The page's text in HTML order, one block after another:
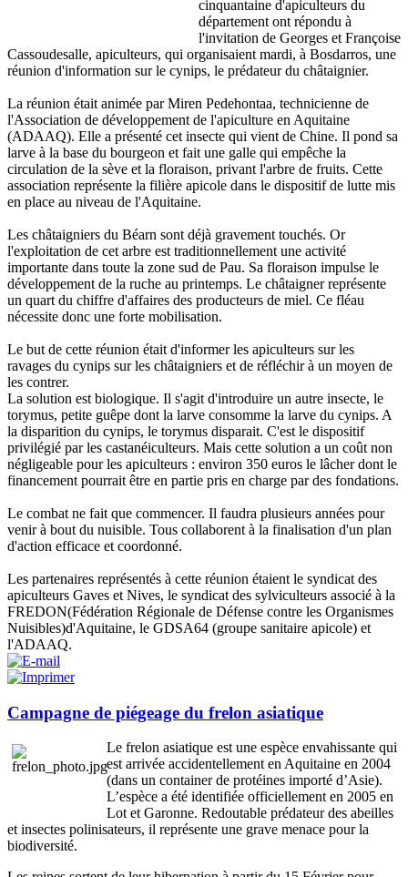
cinquantaine d'apiculteurs du
département ont répondu à
l'invitation de Georges et Françoise
Cassoudesalle, apiculteurs, qui organisaient mardi, à Bosdarros, une
réunion d'information sur le cynips, le prédateur du châtaignier.
La réunion était animée par Miren Pedehontaa, technicienne de
l'Association de développement de l'apiculture en Aquitaine
(ADAAQ). Elle a présenté cet insecte qui vient de Chine. Il pond sa
larve à la base du bourgeon et fait une galle qui empêche la
circulation de la sève et la floraison, privant l'arbre de fruits. Cette
association représente la filière apicole dans le dispositif de lutte mis
en place au niveau de l'Aquitaine.
Les châtaigniers du Béarn sont déjà gravement touchés. Or
l'exploitation de cet arbre est traditionnellement une activité
importante dans toute la zone sud de Pau. Sa floraison impulse le
développement de la ruche au printemps. Le châtaigner représente
un quart du chiffre d'affaires des producteurs de miel. Ce fléau
nécessite donc une forte mobilisation.
Le but de cette réunion était d'informer les apiculteurs sur les
ravages du cynips sur les châtaigniers et de réfléchir à un moyen de
les contrer.
La solution est biologique. Il s'agit d'introduire un autre insecte, le
torymus, petite guêpe dont la larve consomme la larve du cynips. A
la disparition du cynips, le torymus disparait. C'est le dispositif
privilégié par les castanéiculteurs. Mais cette solution a un coût non
négligeable pour les apiculteurs : environ 350 euros le lâcher dont le
financement pourrait être en partie pris en charge par des fondations.
Le combat ne fait que commencer. Il faudra plusieurs années pour
venir à bout du nuisible. Tous collaborent à la finalisation d'un plan
d'action efficace et coordonné.
Les partenaires représentés à cette réunion étaient le syndicat des
apiculteurs Gaves et Nives, le syndicat des sylviculteurs associé à la
FREDON(Fédération Régionale de Défense contre les Organismes
Nuisibles)d'Aquitaine, le GDSA64 (groupe sanitaire apicole) et
l'ADAAQ.
Campagne de piégeage du frelon asiatique
Le frelon asiatique est une espèce envahissante qui
est arrivée accidentellement en Aquitaine en 2004
(dans un container de protéines importé d’Asie).
L’espèce a été identifiée officiellement en 2005 en
Lot et Garonne. Redoutable prédateur des abeilles
et insectes polinisateurs, il représente une grave menace pour la
biodiversité.